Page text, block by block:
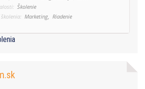
Školenie
Marketing, Riadenie